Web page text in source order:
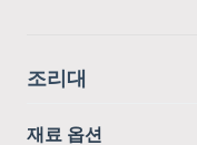
조리대
재료 옵션